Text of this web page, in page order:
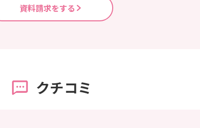
資料請求をする
クチコミ